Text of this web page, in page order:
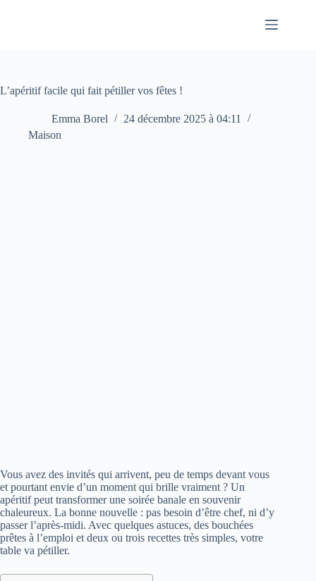
L’apéritif facile qui fait pétiller vos fêtes !
Emma Borel
24 décembre 2025 à 04:11
Maison
Vous avez des invités qui arrivent, peu de temps devant vous
et pourtant envie d’un moment qui brille vraiment ? Un
apéritif peut transformer une soirée banale en souvenir
chaleureux. La bonne nouvelle : pas besoin d’être chef, ni d’y
passer l’après-midi. Avec quelques astuces, des bouchées
prêtes à l’emploi et deux ou trois recettes très simples, votre
table va pétiller.